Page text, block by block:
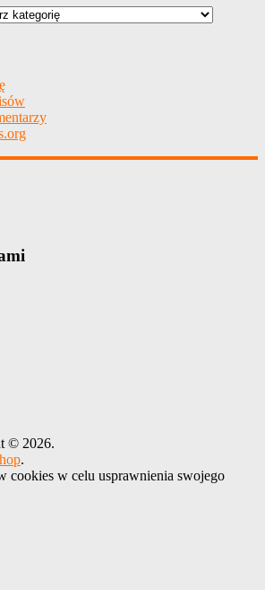
© 2026.
.
cookies w celu usprawnienia swojego